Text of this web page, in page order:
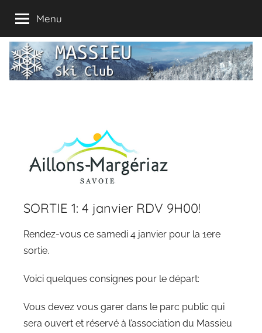
contenu
Menu
Massieu
Ski
Valdaine,
Pays
Voironnais,
SORTIE 1: 4 janvier RDV 9H00!
Rendez-vous ce samedi 4 janvier pour la 1ere
sortie.
Voici quelques consignes pour le départ:
Vous devez vous garer dans le parc public qui
sera ouvert et réservé à l’association du Massieu